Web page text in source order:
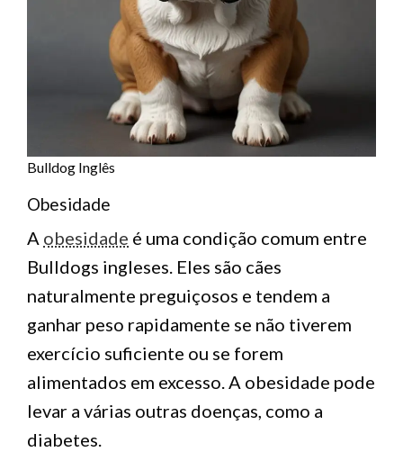
Bulldog Inglês
Obesidade
A obesidade é uma condição comum entre
Bulldogs ingleses. Eles são cães
naturalmente preguiçosos e tendem a
ganhar peso rapidamente se não tiverem
exercício suficiente ou se forem
alimentados em excesso. A obesidade pode
levar a várias outras doenças, como a
diabetes.